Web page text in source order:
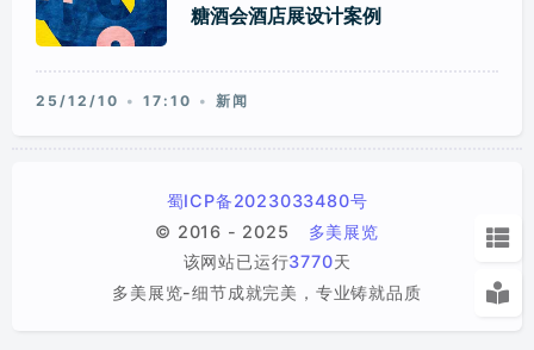
糖酒会酒店展设计案例
25/12/10 17:10 新闻
蜀ICP备2023033480号
© 2016 - 2025
多美展览
该网站已运行3770天
多美展览-细节成就完美，专业铸就品质
展馆分布
关于主办